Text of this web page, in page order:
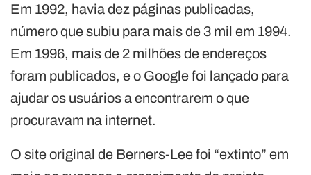
Em 1992, havia dez páginas publicadas,
número que subiu para mais de 3 mil em 1994.
Em 1996, mais de 2 milhões de endereços
foram publicados, e o Google foi lançado para
ajudar os usuários a encontrarem o que
procuravam na internet.
O site original de Berners-Lee foi “extinto” em